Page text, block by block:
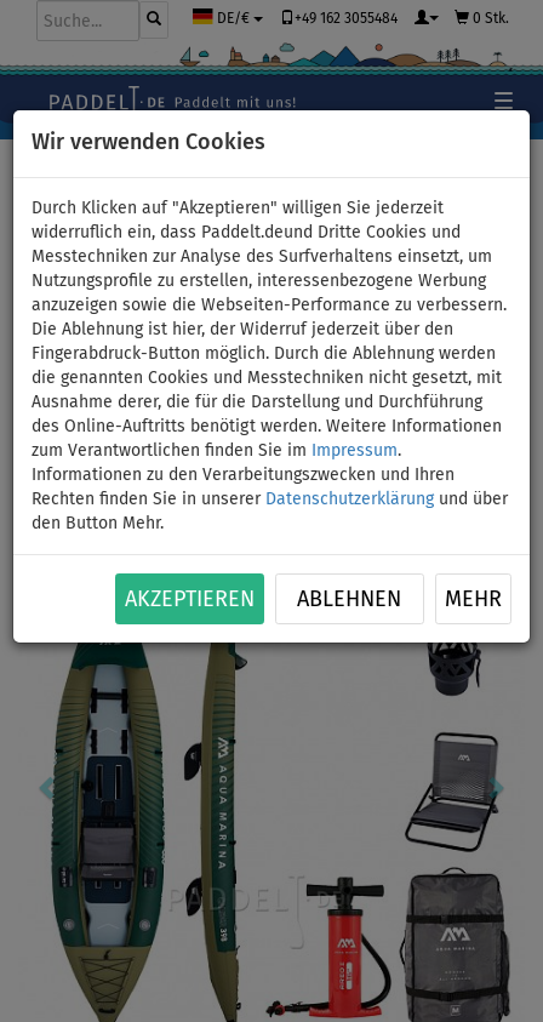
Wir verwenden Cookies
Durch Klicken auf "Akzeptieren" willigen Sie jederzeit
widerruflich ein, dass Paddelt.deund Dritte Cookies und
Messtechniken zur Analyse des Surfverhaltens einsetzt, um
Nutzungsprofile zu erstellen, interessenbezogene Werbung
anzuzeigen sowie die Webseiten-Performance zu verbessern.
Die Ablehnung ist hier, der Widerruf jederzeit über den
Fingerabdruck-Button möglich. Durch die Ablehnung werden
die genannten Cookies und Messtechniken nicht gesetzt, mit
Ausnahme derer, die für die Darstellung und Durchführung
des Online-Auftritts benötigt werden. Weitere Informationen
zum Verantwortlichen finden Sie im
Impressum.
Informationen zu den Verarbeitungszwecken und Ihren
Rechten finden Sie in unserer Datenschutzerklärungund über
den Button Mehr.
AKZEPTIEREN ABLEHNEN MEHR
DE/€ +49 162 3055484 0 Stk.
Kajak AQUA MARINA CALIBER
13'1" - aufblasbares Kajak -
Variante: Grundausstattung
BIS
180 kg
VERSAND
GRATIS
Previous